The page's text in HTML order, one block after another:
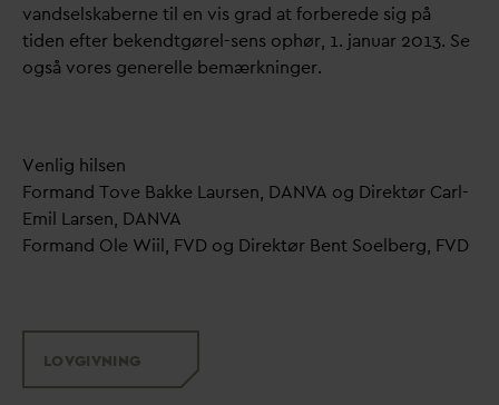
vandselskaberne til en vis grad at forberede sig på
tiden efter bekendtgørel-sens ophør, 1. januar 2013. Se
også vores generelle bemærkninger.
Venlig hilsen
Formand Tove Bakke Laursen, DANVA og Direktør Carl-
Emil Larsen, DANVA
Formand Ole Wiil, FVD og Direktør Bent Soelberg, FVD
LOVGIVNING